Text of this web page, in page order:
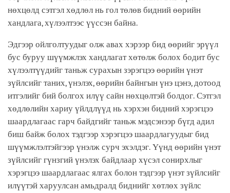
нөхцөлд сэтгэл хөдлөл нь гол төлөв бидний өөрийн
хандлага, хүлээлтээс үүссэн байна.
Эдгээр ойлголтуудыг олж авах хэрээр бид өөрийг эрүүл
бус буруу шүүмжлэх хандлагат хөтөлж болох бодит бус
хүлээлтүүдийг таньж сурахын зэрэгцээ өөрийн үнэт
зүйлсийг таних, үнэлэх, өөрийн байнгын үнэ цэнэ, дотоод
итгэлийг бий болгох илүү сайн нөхцөлтэй болдог. Сэтгэл
хөдлөлийн хариу үйлдлүүд нь хэрхэн бидний хэрэгцээ
шаардлагаас гарч байдгийг таньж мэдсэнээр бүгд адил
биш байж болох тэдгээр хэрэгцээ шаардлагуудыг бид
шүүмжлэлтэйгээр үнэлж сурч эхэлдэг. Үүнд өөрийн үнэт
зүйлсийг гүнзгий үнэлэх байдлаар хүсэл сонирхлыг
хэрэгцээ шаардлагаас ялгах болон тэдгээр үнэт зүйлсийг
илүүтэй харуулсан амьдралд биднийг хөтлөх зүйлс